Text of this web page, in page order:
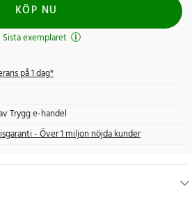
KÖP NU
Sista exemplaret
på 1 dag*
Trygg e-handel
- Över 1 miljon nöjda kunder